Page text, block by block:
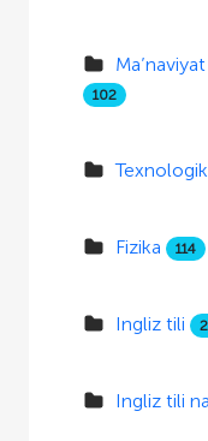
102
Fizika 114
Ingliz tili
Ingliz tili